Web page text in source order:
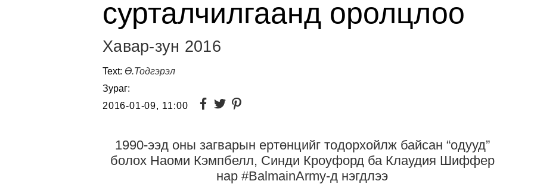
сурталчилгаанд оролцлоо
Хавар-зун 2016
Text: Ө.Тодгэрэл
Зураг:
2016-01-09, 11:00
1990-ээд оны загварын ертөнцийг тодорхойлж байсан “одууд”
болох Наоми Кэмпбелл, Синди Кроуфорд ба Клаудия Шиффер
нар #BalmainArmy-д нэгдлээ